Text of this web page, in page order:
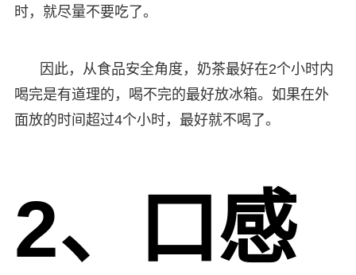
时，就尽量不要吃了。
因此，从食品安全角度，奶茶最好在2个小时内
喝完是有道理的，喝不完的最好放冰箱。如果在外
面放的时间超过4个小时，最好就不喝了。
2、口感